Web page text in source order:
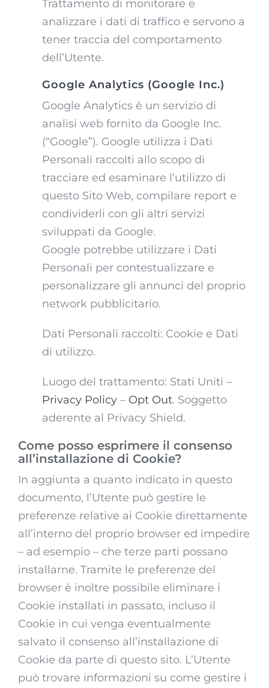
Trattamento di monitorare e
analizzare i dati di traffico e servono a
tener traccia del comportamento
dell’Utente.
Google Analytics (Google Inc.)
Google Analytics è un servizio di
analisi web fornito da Google Inc.
(“Google”). Google utilizza i Dati
Personali raccolti allo scopo di
tracciare ed esaminare l’utilizzo di
questo Sito Web, compilare report e
condividerli con gli altri servizi
sviluppati da Google.
Google potrebbe utilizzare i Dati
Personali per contestualizzare e
personalizzare gli annunci del proprio
network pubblicitario.
Dati Personali raccolti: Cookie e Dati
di utilizzo.
Luogo del trattamento: Stati Uniti –
Privacy Policy – Opt Out. Soggetto
aderente al Privacy Shield.
Come posso esprimere il consenso
all’installazione di Cookie?
In aggiunta a quanto indicato in questo
documento, l’Utente può gestire le
preferenze relative ai Cookie direttamente
all’interno del proprio browser ed impedire
– ad esempio – che terze parti possano
installarne. Tramite le preferenze del
browser è inoltre possibile eliminare i
Cookie installati in passato, incluso il
Cookie in cui venga eventualmente
salvato il consenso all’installazione di
Cookie da parte di questo sito. L’Utente
può trovare informazioni su come gestire i